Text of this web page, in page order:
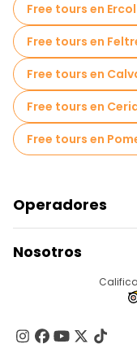
Free tours en
Free tours en
Free tours en
Free tours en
Free tours en
Operadores
Acceder Como
Programa De
Nosotros
Contacto